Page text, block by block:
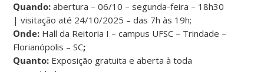
Quando:abertura – 06/10 – segunda-feira – 18h30
| visitação até 24/10/2025 – das 7h às 19h;
Onde: Hall da Reitoria I – campus UFSC – Trindade –
Florianópolis – SC;
Quanto: Exposição gratuita e aberta à toda